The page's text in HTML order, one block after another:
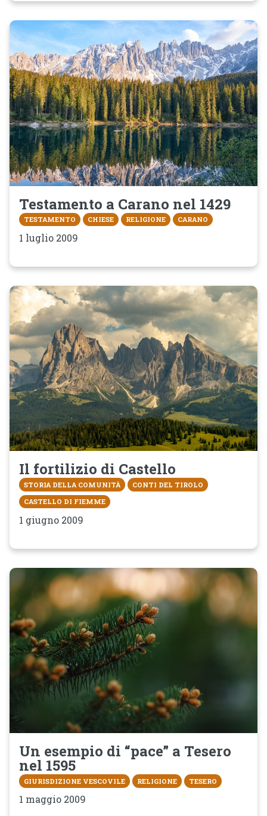
Testamento a Carano nel 1429
TESTAMENTO CHIESE RELIGIONE CARANO
1 luglio 2009
Il fortilizio di Castello
STORIA DELLA COMUNITÀ
CONTI DEL TIROLO
CASTELLO DI FIEMME
1 giugno 2009
Un esempio di “pace” a Tesero
nel 1595
GIURISDIZIONE VESCOVILE RELIGIONE TESERO
1 maggio 2009